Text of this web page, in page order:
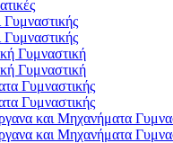
Γυμναστική
Γυμναστική
Γυμναστικής
Γυμναστικής
και Μηχανήματα
και Μηχανήματα